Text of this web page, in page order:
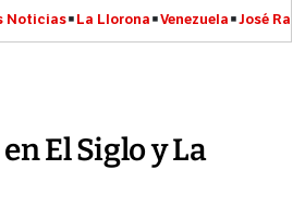
Noticias La Llorona Venezuela José
El Siglo y La